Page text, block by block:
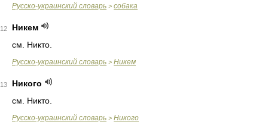
Русско-украинский словарь > собака
12
Никем
см. Никто.
Русско-украинский словарь > Никем
13
Никого
см. Никто.
Русско-украинский словарь > Никого